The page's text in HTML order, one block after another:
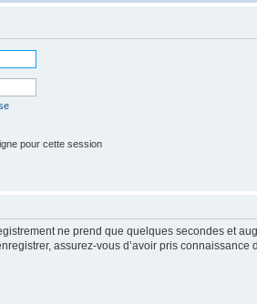
pour cette session
ne prend que quelques secondes et
assurez-vous d’avoir pris